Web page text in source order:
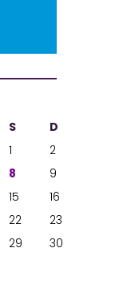
S
D
1
2
8
9
15
16
22
23
29
30